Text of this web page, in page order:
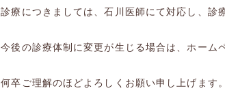
診療につきましては、石川医師にて対応し、診
今後の診療体制に変更が生じる場合は、ホーム
何卒ご理解のほどよろしくお願い申し上げます。